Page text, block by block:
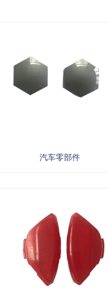
汽车零部件